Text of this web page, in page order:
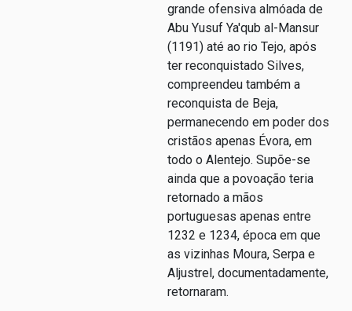
grande ofensiva almóada de
Abu Yusuf Ya'qub al-Mansur
(1191) até ao rio Tejo, após
ter reconquistado Silves,
compreendeu também a
reconquista de Beja,
permanecendo em poder dos
cristãos apenas Évora, em
todo o Alentejo. Supõe-se
ainda que a povoação teria
retornado a mãos
portuguesas apenas entre
1232 e 1234, época em que
as vizinhas Moura, Serpa e
Aljustrel, documentadamente,
retornaram.